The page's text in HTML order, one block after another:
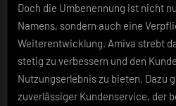
Doch die Umbenennung ist nicht
Namens, sondern auch eine
Weiterentwicklung. Amiva strebt
stetig zu verbessern und den
Nutzungserlebnis zu bieten. Dazu
zuverlässiger Kundenservice, der